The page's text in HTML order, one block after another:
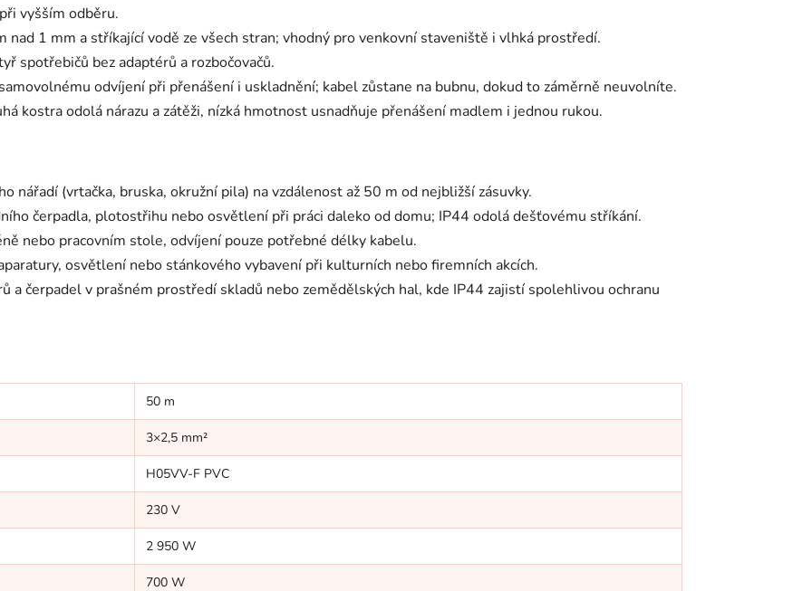
vyšším odběru.
1 mm a stříkající vodě ze všech stran; vhodný pro venkovní staveniště i vlhká prostředí.
spotřebičů bez adaptérů a rozbočovačů.
odvíjení při přenášení i uskladnění; kabel zůstane na bubnu, dokud to záměrně neuvolníte.
kostra odolá nárazu a zátěži, nízká hmotnost usnadňuje přenášení madlem i jednou rukou.
nářadí (vrtačka, bruska, okružní pila) na vzdálenost až 50 m od nejbližší zásuvky.
čerpadla, plotostřihu nebo osvětlení při práci daleko od domu; IP44 odolá dešťovému stříkání.
nebo pracovním stole, odvíjení pouze potřebné délky kabelu.
osvětlení nebo stánkového vybavení při kulturních nebo firemních akcích.
a čerpadel v prašném prostředí skladů nebo zemědělských hal, kde IP44 zajistí spolehlivou ochranu
50 m
3×2,5 mm²
H05VV-F PVC
230 V
2 950 W
700 W